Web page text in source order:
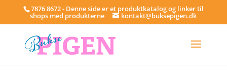
7876 8672 - Denne side er et produktkatalog og linker til
shops med produkterne kontakt@buksepigen.dk